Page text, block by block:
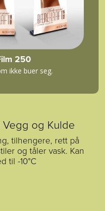
250
ikke buer seg.
Vegg og Kulde
tilhengere, rett på
og tåler vask. Kan
til -10°C